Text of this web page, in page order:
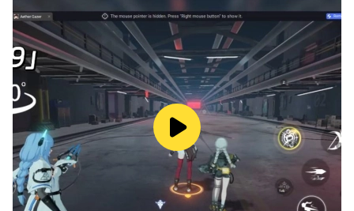
👍使用您的生存策略
選擇你最喜歡的子彈圖案並在每個星系戰鬥中建立它。超過
50 種不同的飛船和無人機技能可用於您的策略設置。
👍無盡的敵人